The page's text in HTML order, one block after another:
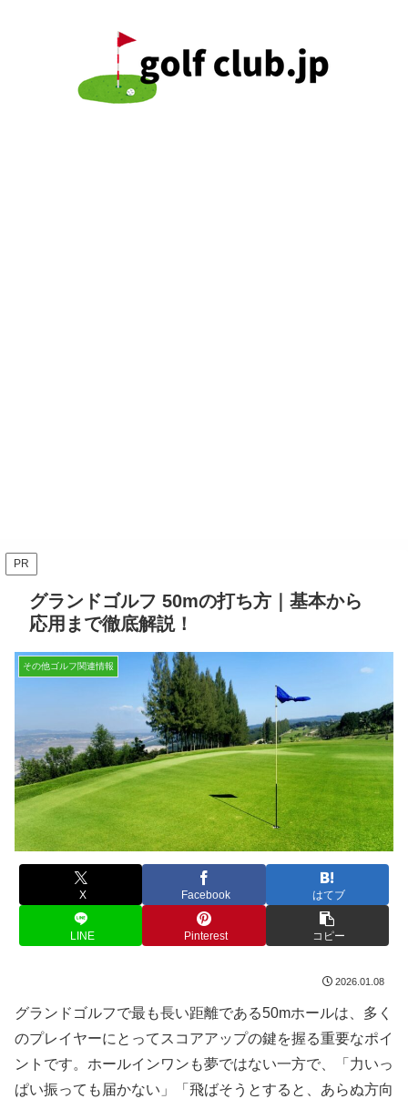
PR
グランドゴルフ 50mの打ち方｜基本から
応用まで徹底解説！
その他ゴルフ関連情報
X Facebook はてブ
LINE Pinterest コピー
2026.01.08
グランドゴルフで最も長い距離である50mホールは、多く
のプレイヤーにとってスコアアップの鍵を握る重要なポイ
ントです。ホールインワンも夢ではない一方で、「力いっ
ぱい振っても届かない」「飛ばそうとすると、あらぬ方向